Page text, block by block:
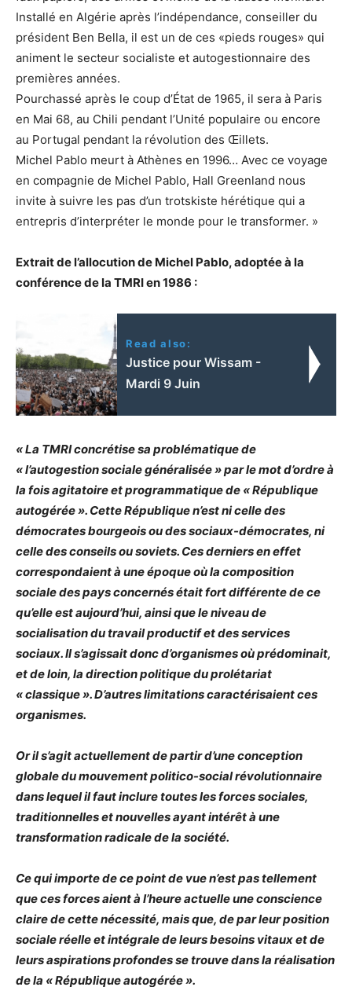
Installé en Algérie après l’indépendance, conseiller du
président Ben Bella, il est un de ces «pieds rouges» qui
animent le secteur socialiste et autogestionnaire des
premières années.
Pourchassé après le coup d’État de 1965, il sera à Paris
en Mai 68, au Chili pendant l’Unité populaire ou encore
au Portugal pendant la révolution des Œillets.
Michel Pablo meurt à Athènes en 1996… Avec ce voyage
en compagnie de Michel Pablo, Hall Greenland nous
invite à suivre les pas d’un trotskiste hérétique qui a
entrepris d’interpréter le monde pour le transformer. »
Extrait de l’allocution de Michel Pablo, adoptée à la
conférence de la TMRI en 1986 :
Read also:
Justice pour Wissam -
Mardi 9 Juin
« La TMRI concrétise sa problématique de
« l’autogestion sociale généralisée » par le mot d’ordre à
la fois agitatoire et programmatique de « République
autogérée ». Cette République n’est ni celle des
démocrates bourgeois ou des sociaux-démocrates, ni
celle des conseils ou soviets. Ces derniers en effet
correspondaient à une époque où la composition
sociale des pays concernés était fort différente de ce
qu’elle est aujourd’hui, ainsi que le niveau de
socialisation du travail productif et des services
sociaux. Il s’agissait donc d’organismes où prédominait,
et de loin, la direction politique du prolétariat
« classique ». D’autres limitations caractérisaient ces
organismes.
Or il s’agit actuellement de partir d’une conception
globale du mouvement politico-social révolutionnaire
dans lequel il faut inclure toutes les forces sociales,
traditionnelles et nouvelles ayant intérêt à une
transformation radicale de la société.
Ce qui importe de ce point de vue n’est pas tellement
que ces forces aient à l’heure actuelle une conscience
claire de cette nécessité, mais que, de par leur position
sociale réelle et intégrale de leurs besoins vitaux et de
leurs aspirations profondes se trouve dans la réalisation
de la « République autogérée ».